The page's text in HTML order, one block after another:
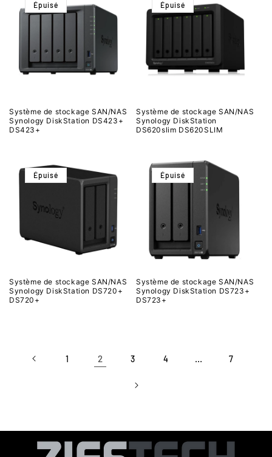
Épuisé
Système de stockage SAN/NAS
Synology DiskStation DS423+
DS423+
Épuisé
Système de stockage SAN/NAS
Synology DiskStation
DS620slim DS620SLIM
Épuisé
Système de stockage SAN/NAS
Synology DiskStation DS720+
DS720+
Épuisé
Système de stockage SAN/NAS
Synology DiskStation DS723+
DS723+
1 2 3 4 7